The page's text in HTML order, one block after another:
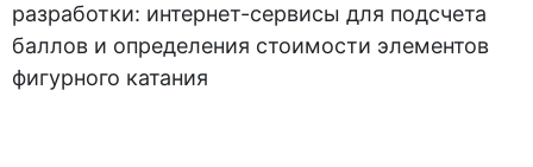
разработки: интернет-сервисы для подсчета
баллов и определения стоимости элементов
фигурного катания